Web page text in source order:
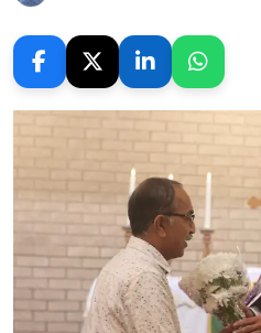
Gulf News
Entertainment